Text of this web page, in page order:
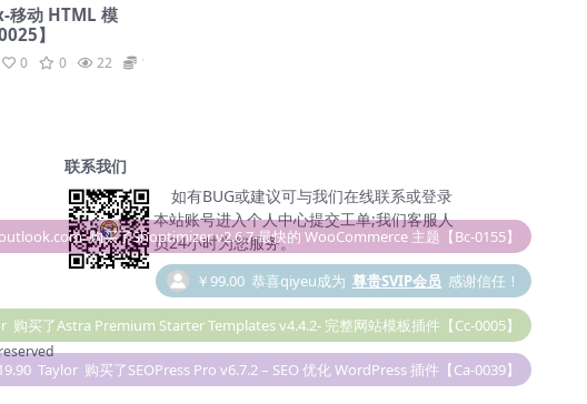
移动 HTML 模
】
0 0 22 19.9
联系我们
如有BUG或建议可与我们在线联系或登录
本站账号进入个人中心提交工单;我们客服人
员24小时为您服务。
￥99.00 恭喜qiyeu成为 尊贵SVIP会员 感谢信任！
购买了Astra Premium Starter Templates v4.4.2- 完整网站模板插件【Cc-0005】
Taylor 购买了SEOPress Pro v6.7.2 – SEO 优化 WordPress 插件【Ca-0039】
￥19.90 Taylor 购买了Elementor Pro v6.0.5 – 必备插件【Cc-0036】